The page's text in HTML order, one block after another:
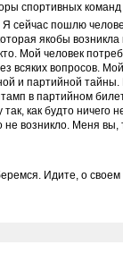
спортивных
сейчас пошлю
якобы
Мой человек
всяких вопросов.
и партийной
в партийном
как будто ничего
не возникло. Меня
Идите, о